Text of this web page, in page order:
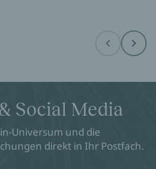
Before Next
Social Media
Universum und die
direkt in Ihr Postfach.